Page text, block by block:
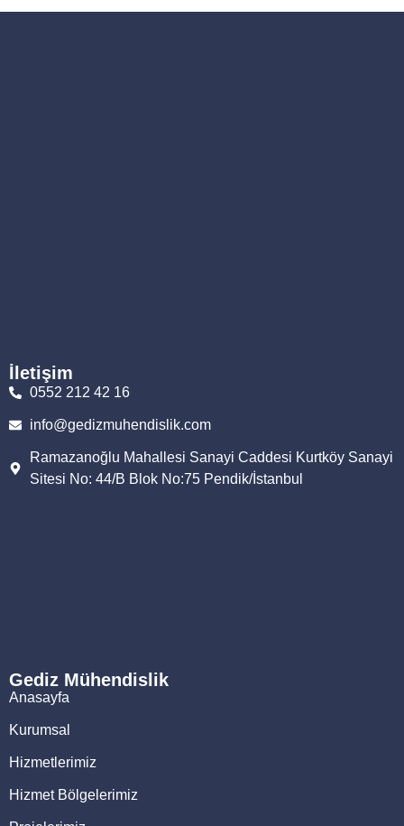
İletişim
0552 212 42 16
info@gedizmuhendislik.com
Ramazanoğlu Mahallesi Sanayi Caddesi Kurtköy Sanayi
Sitesi No: 44/B Blok No:75 Pendik/İstanbul
Gediz Mühendislik
Anasayfa
Kurumsal
Hizmetlerimiz
Hizmet Bölgelerimiz